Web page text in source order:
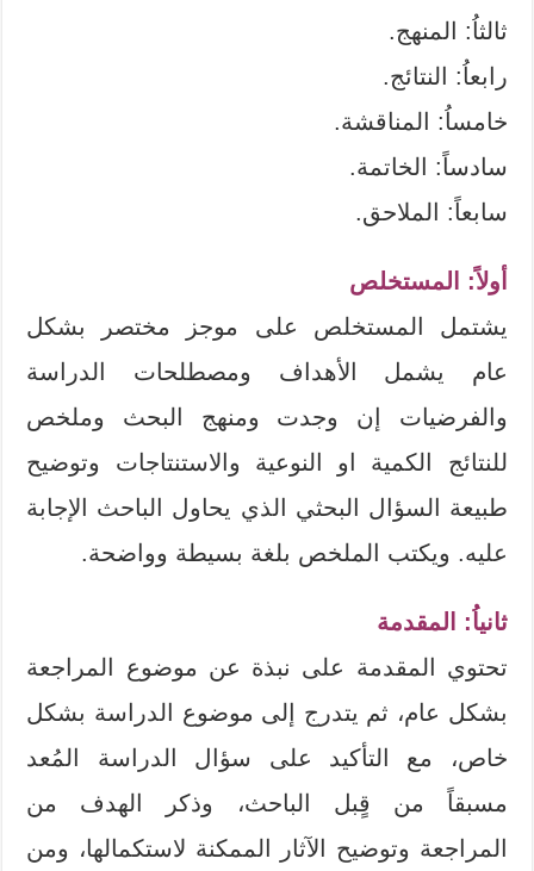
ثالثاُ: المنهج.
رابعاُ: النتائج.
خامساُ: المناقشة.
سادساً: الخاتمة.
سابعاً: الملاحق.
أولاً: المستخلص
يشتمل المستخلص على موجز مختصر بشكل
عام يشمل الأهداف ومصطلحات الدراسة
والفرضيات إن وجدت ومنهج البحث وملخص
للنتائج الكمية او النوعية والاستنتاجات وتوضيح
طبيعة السؤال البحثي الذي يحاول الباحث الإجابة
عليه. ويكتب الملخص بلغة بسيطة وواضحة.
ثانياُ: المقدمة
تحتوي المقدمة على نبذة عن موضوع المراجعة
بشكل عام، ثم يتدرج إلى موضوع الدراسة بشكل
خاص، مع التأكيد على سؤال الدراسة المُعد
مسبقاً من قٍبل الباحث، وذكر الهدف من
المراجعة وتوضيح الآثار الممكنة لاستكمالها، ومن